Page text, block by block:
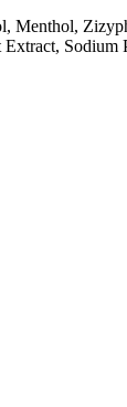
Menthol,
Sodium